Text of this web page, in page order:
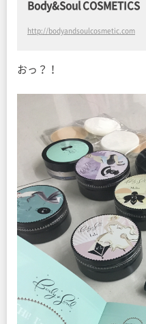
Body&Soul COSMETICS
http://bodyandsoulcosmetic.com
おっ？！